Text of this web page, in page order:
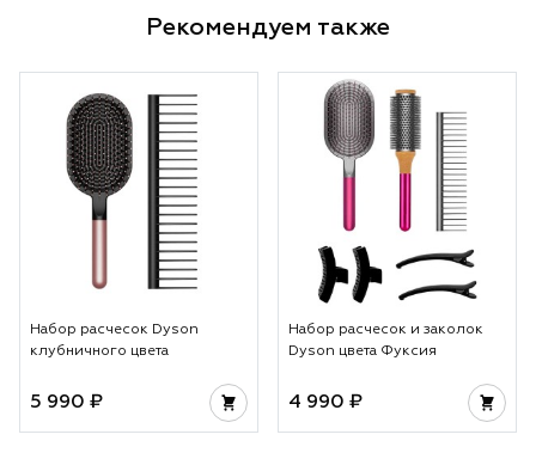
Рекомендуем также
Набор расчесок Dyson
клубничного цвета
5 990 ₽
Набор расчесок и заколок
Dyson цвета Фуксия
4 990 ₽